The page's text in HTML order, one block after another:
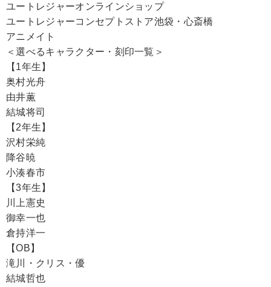
ユートレジャーオンラインショップ
ユートレジャーコンセプトストア池袋・心斎橋
アニメイト
＜選べるキャラクター・刻印一覧＞
【1年生】
奥村光舟
由井薫
結城将司
【2年生】
沢村栄純
降谷暁
小湊春市
【3年生】
川上憲史
御幸一也
倉持洋一
【OB】
滝川・クリス・優
結城哲也